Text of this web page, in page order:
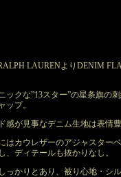
LAURENよりDENIM
ックな”13スター”の星条旗の
ップ。
感が見事なデニム生地は表情
はカウレザーのアジャスター
、ディテールも抜かりなし。
っかりとあり、被り心地・シ